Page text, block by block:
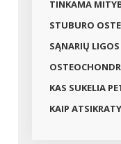
TINKAMA
STUBURO
GYDYMAS...
SĄNARIŲ
KAS SUKELIA
KAIP